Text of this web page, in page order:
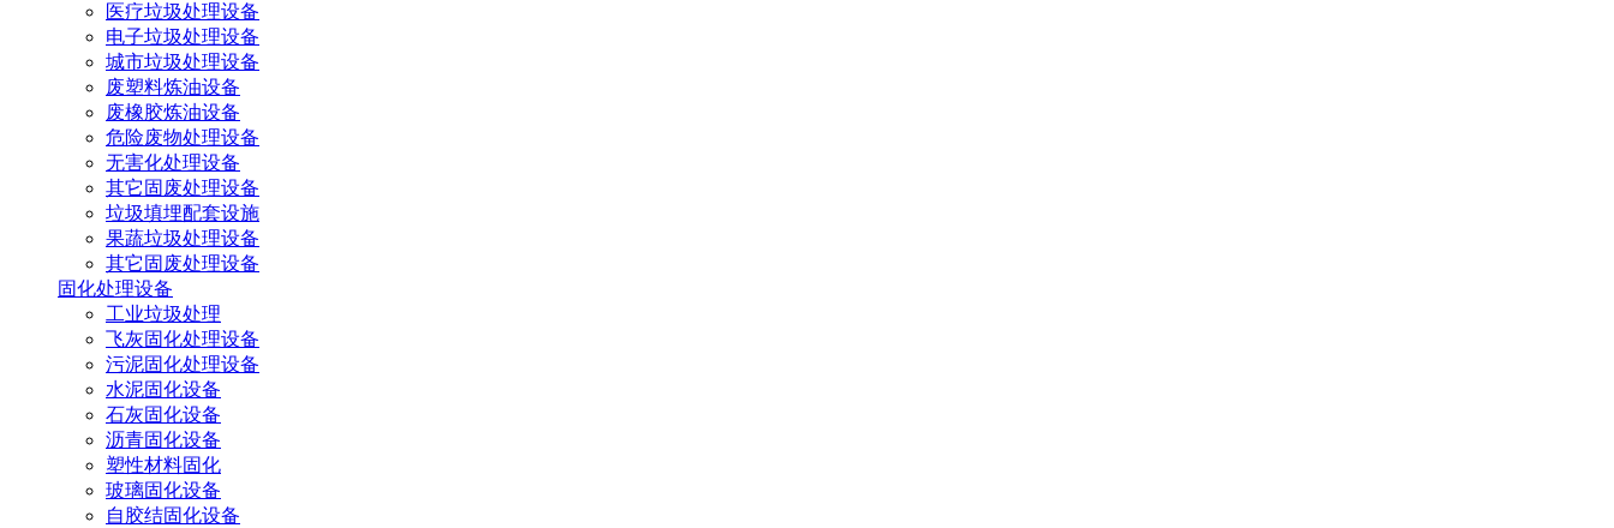
医疗垃圾处理设备
电子垃圾处理设备
城市垃圾处理设备
废塑料炼油设备
废橡胶炼油设备
危险废物处理设备
无害化处理设备
其它固废处理设备
垃圾填埋配套设施
果蔬垃圾处理设备
其它固废处理设备
固化处理设备
工业垃圾处理
飞灰固化处理设备
污泥固化处理设备
水泥固化设备
石灰固化设备
沥青固化设备
塑性材料固化
玻璃固化设备
自胶结固化设备